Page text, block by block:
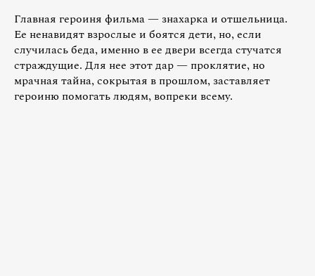
Главная героиня фильма — знахарка и отшельница.
Ее ненавидят взрослые и боятся дети, но, если
случилась беда, именно в ее двери всегда стучатся
страждущие. Для нее этот дар — проклятие, но
мрачная тайна, сокрытая в прошлом, заставляет
героиню помогать людям, вопреки всему.